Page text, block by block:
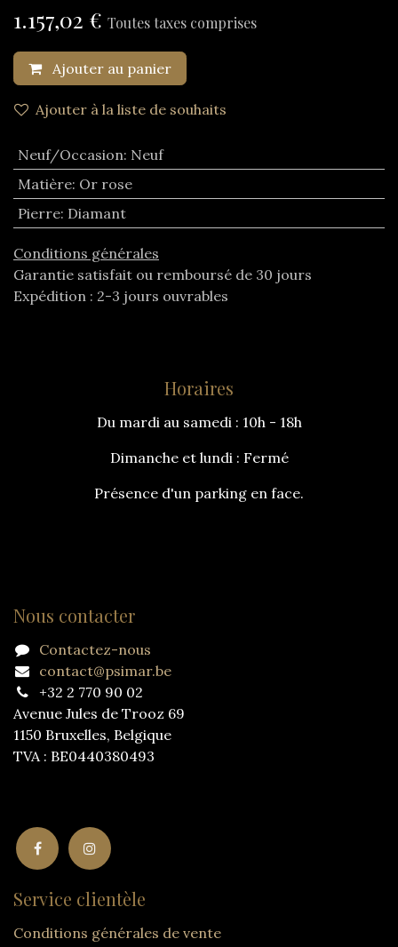
1.157,02 € Toutes taxes comprises
Ajouter au panier
Ajouter à la liste de souhaits
Neuf/Occasion: Neuf
Matière: Or rose
Pierre: Diamant
Conditions générales
Garantie satisfait ou remboursé de 30 jours
Expédition : 2-3 jours ouvrables
Horaires
Du mardi au samedi : 10h - 18h
Dimanche et lundi : Fermé
Présence d'un parking en face.
Nous contacter
Contactez-nous
contact@psimar.be
+32 2 770 90 02
Avenue Jules de Trooz 69
1150 Bruxelles, Belgique
TVA : BE0440380493
Service clientèle
Conditions générales de vente